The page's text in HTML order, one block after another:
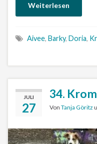
Weiterlesen
Aivee, Barky, Doria,
JULI
27
34.
Von Tanja Göritz